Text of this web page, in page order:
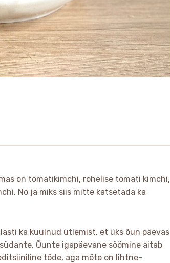
on tomatikimchi, rohelise tomati kimchi,
No ja miks siis mitte katsetada ka
ka kuulnud ütlemist, et üks õun päevas
Õunte igapäevane söömine aitab
tõde, aga mõte on lihtne-